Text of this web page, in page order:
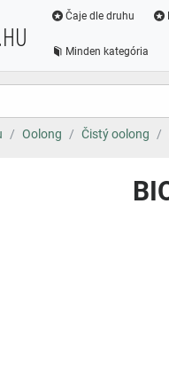
Čaje dle druhu
Minden kategória
Oolong Čistý oolong